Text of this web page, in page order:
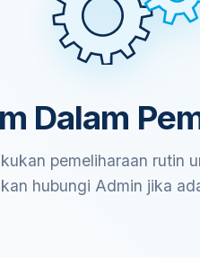
Dalam
pemeliharaan rutin
hubungi Admin jika